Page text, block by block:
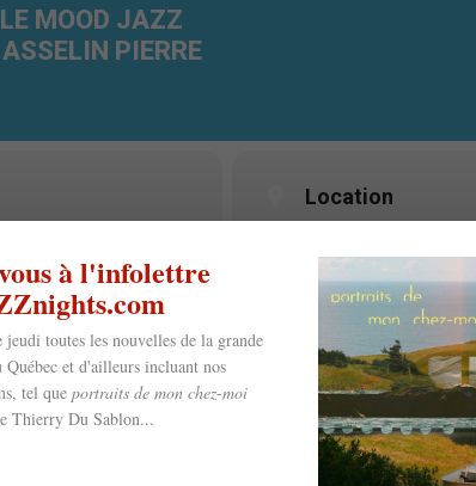
MOOD JAZZ
PIERRE
Location
650 Boul. du Fort-
OTHER EVENTS
à l'infolettre
jeudi toutes les nouvelles de la grande
et d'ailleurs incluant nos
tel que portraits de mon chez-moi
Thierry Du Sablon...